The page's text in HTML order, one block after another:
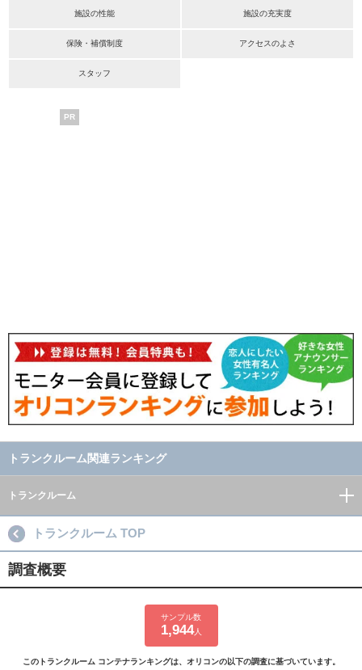
施設の性能 施設の充実度
保険・補償制度 アクセスのよさ
スタッフ
PR
トランクルーム関連ランキング
トランクルーム
トランクルーム TOP
調査概要
サンプル数
1,944人
このトランクルーム コンテナランキングは、オリコンの以下の調査に基づいています。